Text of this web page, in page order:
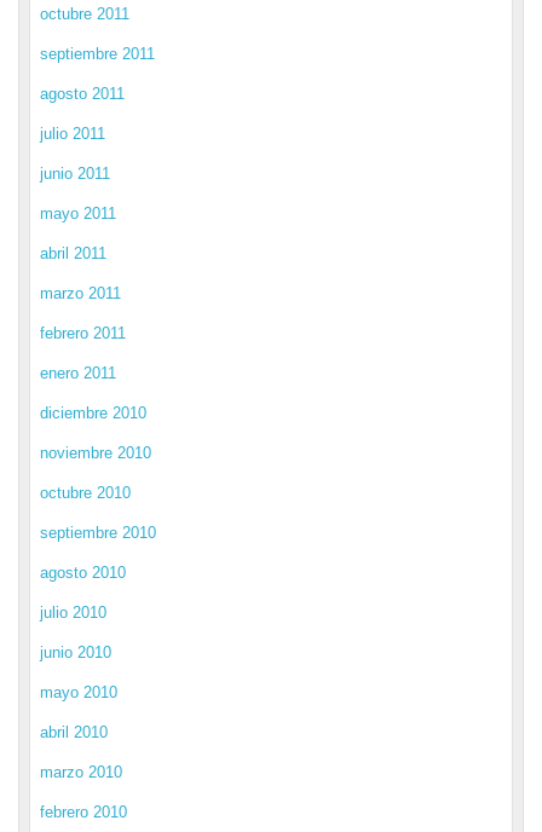
octubre 2011
septiembre 2011
agosto 2011
julio 2011
junio 2011
mayo 2011
abril 2011
marzo 2011
febrero 2011
enero 2011
diciembre 2010
noviembre 2010
octubre 2010
septiembre 2010
agosto 2010
julio 2010
junio 2010
mayo 2010
abril 2010
marzo 2010
febrero 2010